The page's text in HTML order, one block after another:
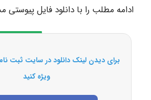
ادامه مطلب را با دانلود فایل پیوستی
برای دیدن لینک دانلود در سایت ثبت
ویژه کنید